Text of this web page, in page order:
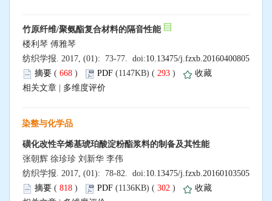
竹原纤维/聚氨酯复合材料的隔音性能
楼利琴 傅雅琴
纺织学报. 2017, (01): 73-77. doi:10.13475/j.fzxb.20160400805
摘要 ( 668 ) PDF (1147KB) ( 293 )
收藏
相关文章
多维度评价
染整与化学品
磺化改性辛烯基琥珀酸淀粉酯浆料的制备及其性能
张朝辉 徐珍珍 刘新华 李伟
纺织学报. 2017, (01): 78-82. doi:10.13475/j.fzxb.20160103505
摘要 ( 818 ) PDF (1136KB) ( 302 )
收藏